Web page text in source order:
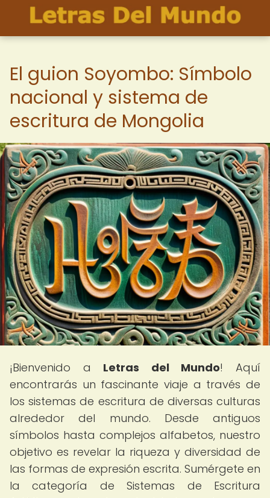
El guion Soyombo: Símbolo
nacional y sistema de
escritura de Mongolia
¡Bienvenido a Letras del Mundo! Aquí
encontrarás un fascinante viaje a través de
los sistemas de escritura de diversas culturas
alrededor del mundo. Desde antiguos
símbolos hasta complejos alfabetos, nuestro
objetivo es revelar la riqueza y diversidad de
las formas de expresión escrita. Sumérgete en
la categoría de Sistemas de Escritura